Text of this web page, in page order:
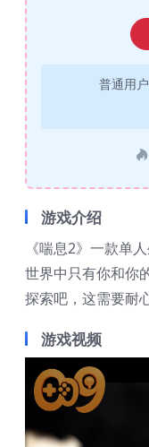
普通用
游戏介绍
《喘息2》一款单
世界中只有你和你
探索吧，这需要耐心
游戏视频